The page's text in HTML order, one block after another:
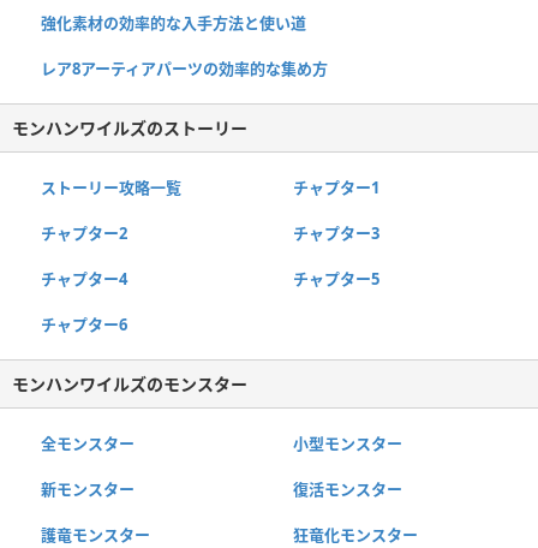
強化素材の効率的な入手方法と使い道
レア8アーティアパーツの効率的な集め方
モンハンワイルズのストーリー
ストーリー攻略一覧 チャプター1
チャプター2 チャプター3
チャプター4 チャプター5
チャプター6
モンハンワイルズのモンスター
全モンスター 小型モンスター
新モンスター 復活モンスター
護竜モンスター 狂竜化モンスター